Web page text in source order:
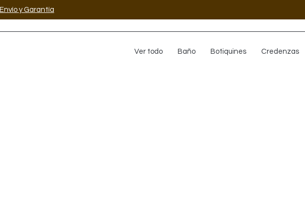
Envío y Garantía
Ver todo Baño Botiquines Credenzas